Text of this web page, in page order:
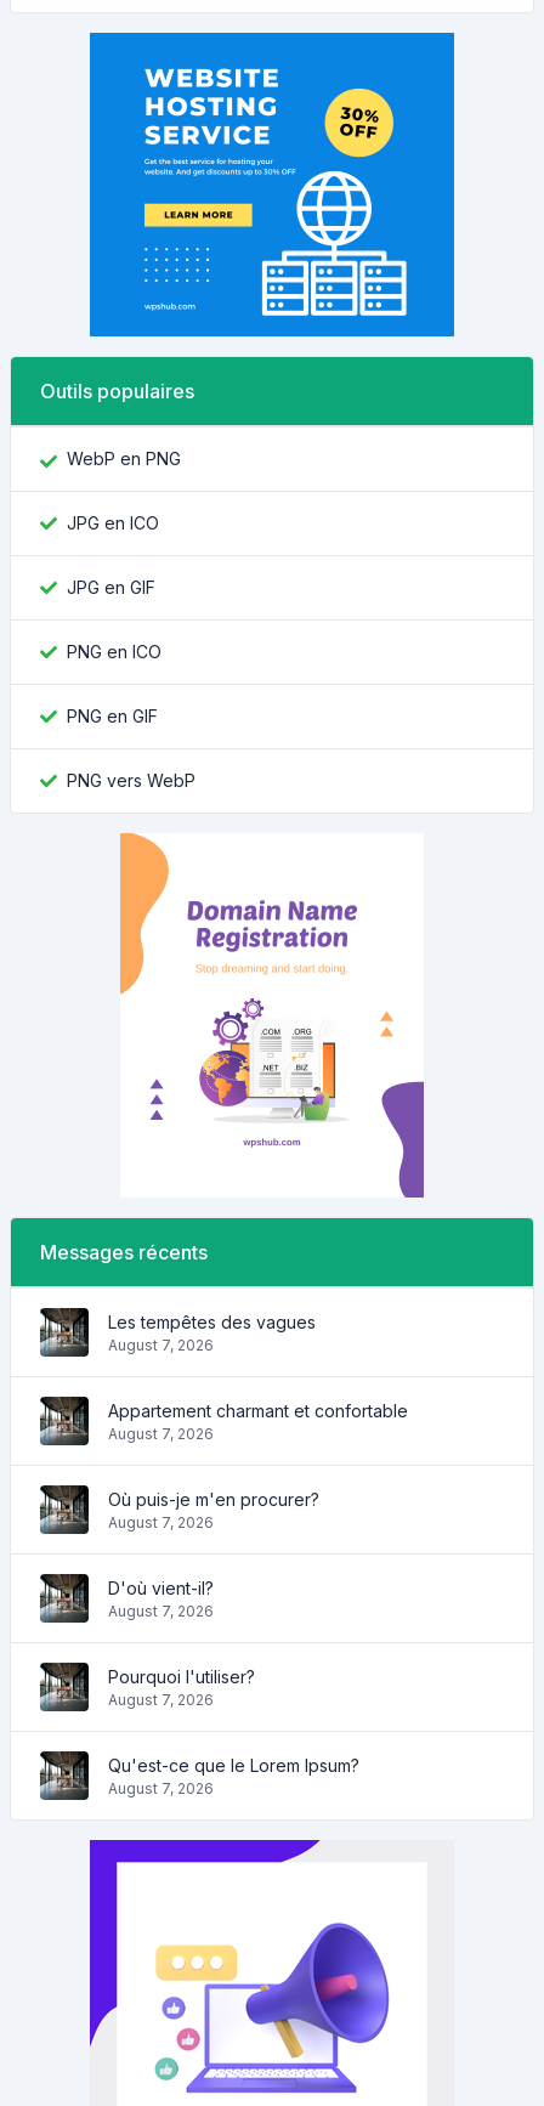
Outils populaires
WebP en PNG
JPG en ICO
JPG en GIF
PNG en ICO
PNG en GIF
PNG vers WebP
Messages récents
Les tempêtes des vagues
August 7, 2026
Appartement charmant et confortable
August 7, 2026
Où puis-je m'en procurer?
August 7, 2026
D'où vient-il?
August 7, 2026
Pourquoi l'utiliser?
August 7, 2026
Qu'est-ce que le Lorem Ipsum?
August 7, 2026